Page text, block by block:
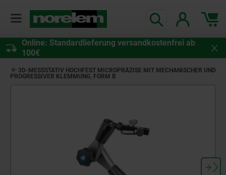
Online: Standardlieferung versandkostenfrei ab
100€
3D-MESSSTATIV HOCHFEST MICROPRÄZISE MIT MECHANISCHER UND
PROGRESSIVER KLEMMUNG, FORM B